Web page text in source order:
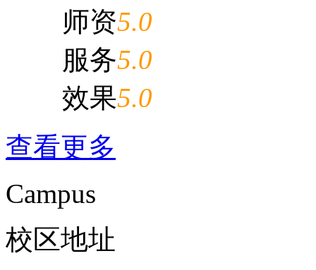
师资5.0
服务5.0
效果5.0
查看更多
Campus
校区地址